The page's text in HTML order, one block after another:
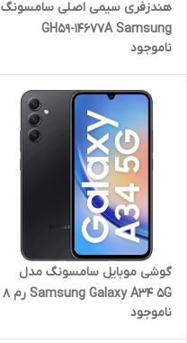
هندزفری سیمی اصلی سامسونگ
GH59-14677A Samsung
Galaxy RFTJ8
ناموجود
گوشی موبایل سامسونگ مدل
Samsung Galaxy A34 5G رم 8
گیگابایت ظرفیت 256 گیگابایت
ناموجود